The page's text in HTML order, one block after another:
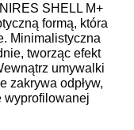
SHELL M+
formą, która
Minimalistyczna
tworząc efekt
umywalki
zakrywa odpływ,
wyprofilowanej